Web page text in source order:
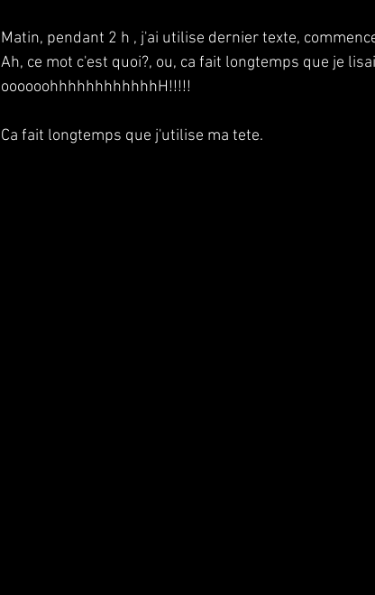
Matin, pendant 2 h , j'ai utilise dernier texte,
Ah, ce mot c'est quoi?, ou, ca fait longtemps que je
oooooohhhhhhhhhhhhH!!!!!
Ca fait longtemps que j'utilise ma tete.